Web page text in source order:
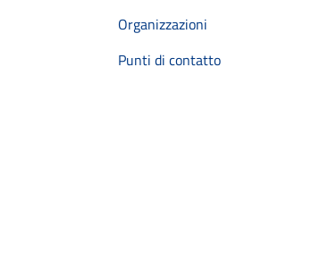
Organizzazioni
Punti di contatto